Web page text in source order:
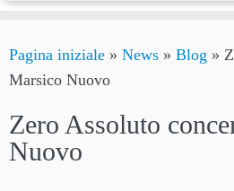
Pagina iniziale » News » Blog »
Marsico Nuovo
Zero Assoluto
Nuovo